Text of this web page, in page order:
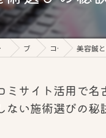
とこ ブログ コラム 美容鍼と口コミサイト
ミサイト活用で名
ない施術選びの秘